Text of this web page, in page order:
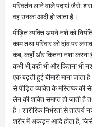
परिवर्तन लाने वाले पदार्थ जैसे:
वह उनका आदी हो जाता है।
पीड़ित व्यक्ति अपने नशे को
काम तथा परिवार को दांव पर
कब, कहाँ और कितना नशा करना
कभी भी,कही भी और कितना भी
एक बढ़ती हुई बीमारी माना
से पीड़ित व्यक्ति के मस्तिष्क की
लेन की शक्ति समाप्त हो जाती है
है। शारीरिक निर्भरता से तात्पर्य
शरीर में अकड़न आदि होता है,